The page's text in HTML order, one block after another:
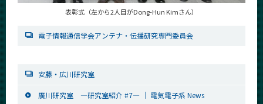
表彰式（左から2人目がDong-Hun Kimさん）
電子情報通信学会アンテナ・伝播研究専門委員会
安藤・広川研究室
廣川研究室 ―研究室紹介 #7― ｜ 電気電子系 News